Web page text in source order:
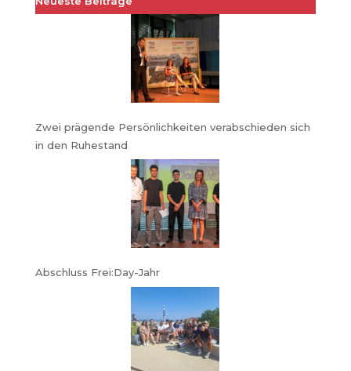
Zwei prägende Persönlichkeiten verabschieden sich
in den Ruhestand
Abschluss Frei:Day-Jahr